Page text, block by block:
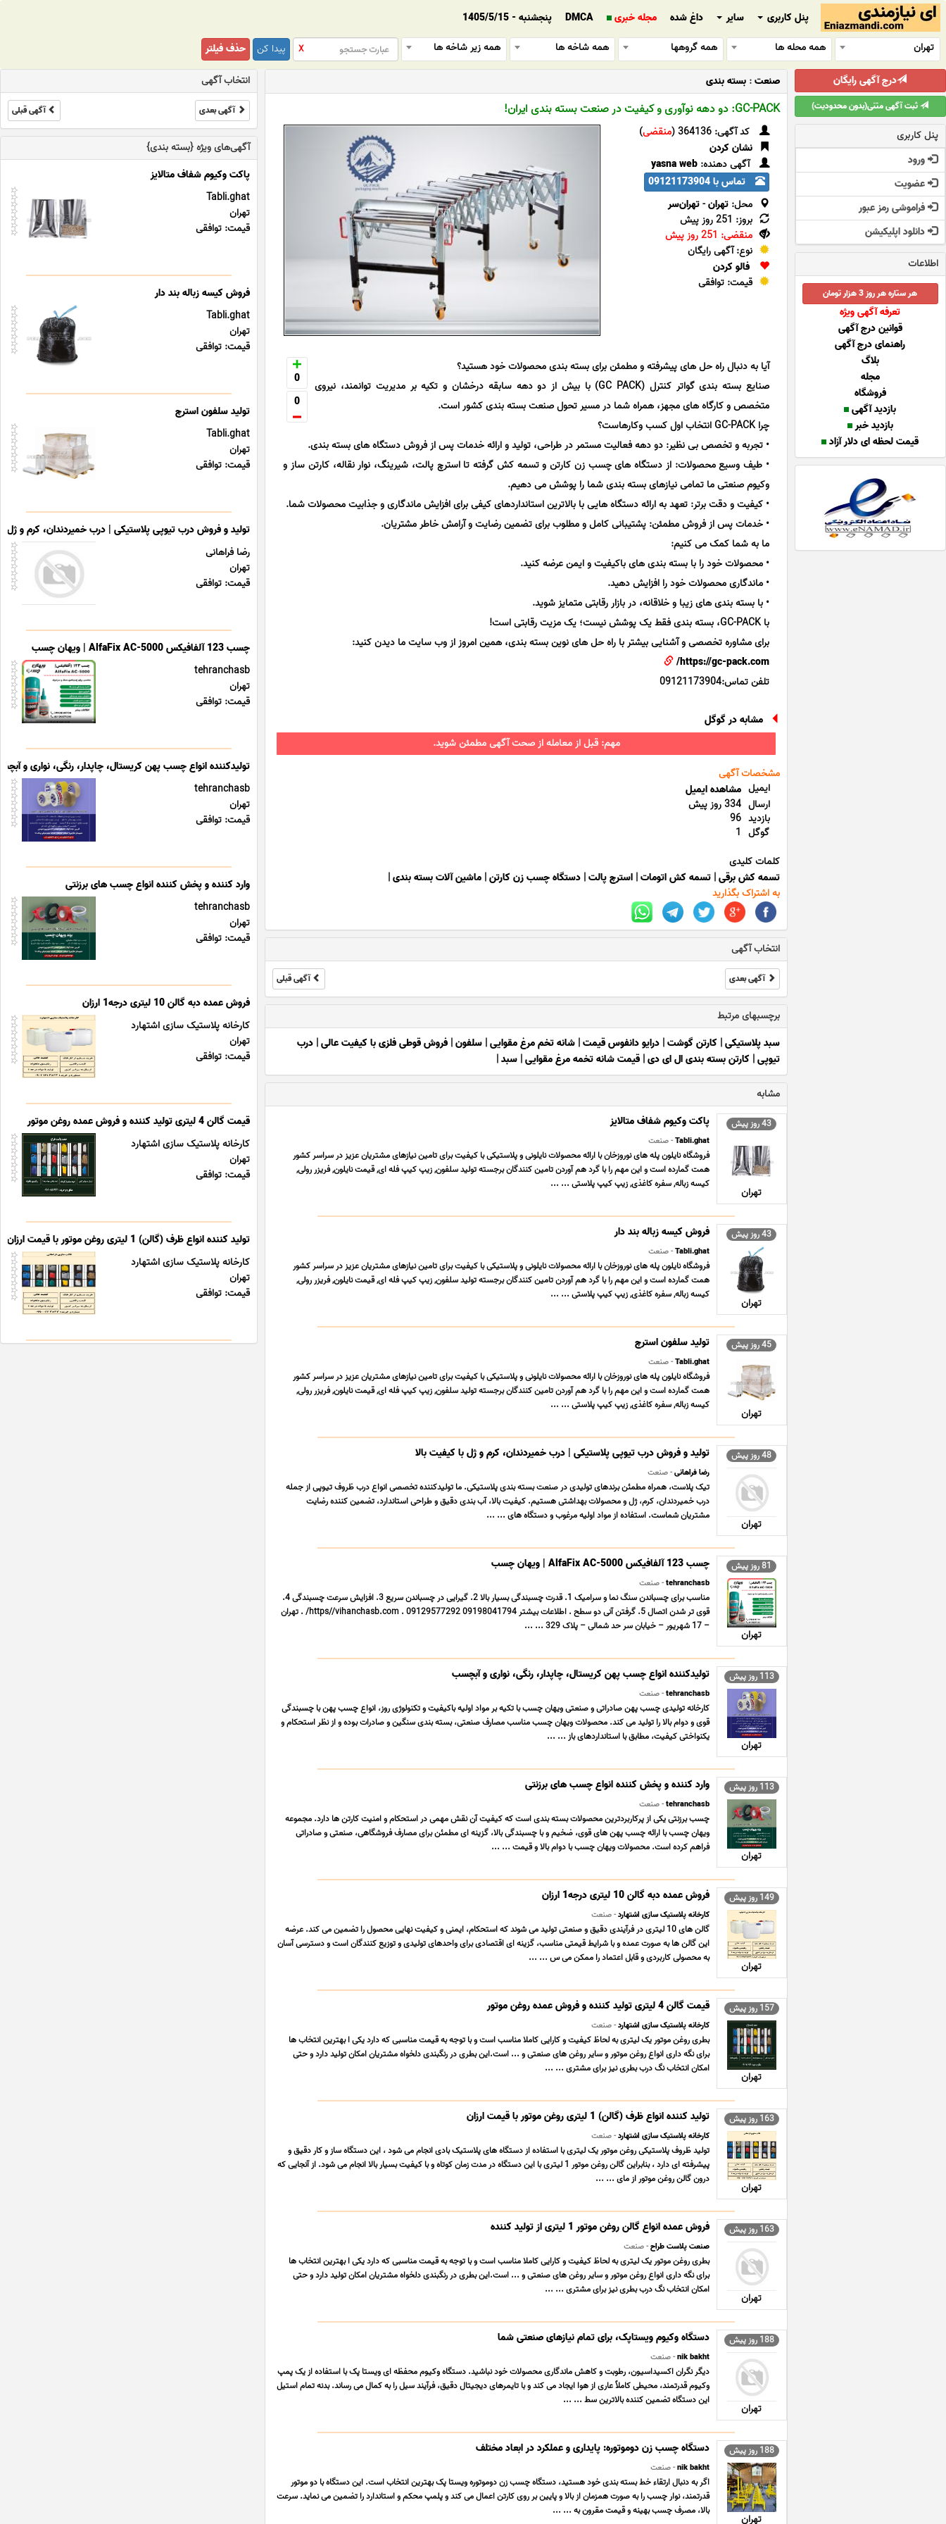
پنل کاربری سایر داغ شده مجله خبری DMCA
پنجشنبه - 1405/5/15
تهران
همه محله ها همه گروهها همه شاخه ها همه زیر شاخه ها X پیدا کن
حذف فیلتر
صنعت:بسته بندی
GC-PACK: دو دهه نوآوری و کیفیت در صنعت بسته بندی ایران!
کد آگهی: 364136 ( منقضی)
نشان کردن
آگهی دهنده:yasna web
تماس با 09121173904
محل:تهران-تهران‌سر
بروز: 251 روز پیش
منقضی: 251 روز پیش
نوع: آگهی رایگان
فالو کردن
قیمت: توافقی
0
0
آیا به دنبال راه حل های پیشرفته و مطمئن برای بسته بندی محصولات خود هستید؟
صنایع بسته بندی گواتر کنترل (GC PACK) با بیش از دو دهه سابقه درخشان و تکیه بر مدیریت توانمند، نیروی
متخصص و کارگاه های مجهز، همراه شما در مسیر تحول صنعت بسته بندی کشور است.
چرا GC-PACK انتخاب اول کسب وکارهاست؟
• تجربه و تخصص بی نظیر: دو دهه فعالیت مستمر در طراحی، تولید و ارائه خدمات پس از فروش دستگاه های بسته بندی.
• طیف وسیع محصولات: از دستگاه های چسب زن کارتن و تسمه کش گرفته تا استرچ پالت، شیرینگ، نوار نقاله، کارتن ساز و
وکیوم صنعتی ما تمامی نیازهای بسته بندی شما را پوشش می دهیم.
• کیفیت و دقت برتر: تعهد به ارائه دستگاه هایی با بالاترین استانداردهای کیفی برای افزایش ماندگاری و جذابیت محصولات شما.
• خدمات پس از فروش مطمئن: پشتیبانی کامل و مطلوب برای تضمین رضایت و آرامش خاطر مشتریان.
ما به شما کمک می کنیم:
• محصولات خود را با بسته بندی های باکیفیت و ایمن عرضه کنید.
• ماندگاری محصولات خود را افزایش دهید.
• با بسته بندی های زیبا و خلاقانه، در بازار رقابتی متمایز شوید.
با GC-PACK، بسته بندی فقط یک پوشش نیست؛ یک مزیت رقابتی است!
برای مشاوره تخصصی و آشنایی بیشتر با راه حل های نوین بسته بندی، همین امروز از وب سایت ما دیدن کنید:
https://gc-pack.com/
تلفن تماس:09121173904
مشابه در گوگل
مهم: قبل از معامله از صحت آگهی مطمئن شوید.
مشخصات آگهی
ایمیل مشاهده ایمیل
ارسال 334 روز پیش
بازدید 96
گوگل 1
کلمات کلیدی
تسمه کش برقی|تسمه کش اتومات|استرچ پالت|دستگاه چسب زن کارتن|ماشین آلات بسته بندی|
به اشتراک بگذارید
انتخاب آگهی
آگهی بعدی آگهی قبلی
برچسبهای مرتبط
سبد پلاستیکی| کارتن گوشت|درایو دانفوس قیمت|شانه تخم مرغ مقوایی|سلفون|فروش قوطی فلزی با کیفیت عالی|درب
تیوپی| کارتن بسته بندی ال ای دی|قیمت شانه تخمه مرغ مقوایی|سبد|
مشابه
43 روز پیش
تهران
پاکت وکیوم شفاف متالایز
Tabli.ghat- صنعت
فروشگاه نایلون پله های نوروزخان با ارائه محصولات نایلونی و پلاستیکی با کیفیت برای تامین نیازهای مشتریان عزیز در سراسر کشور
همت گمارده است و این مهم را با گرد هم آوردن تامین کنندگان برجسته تولید سلفون, زیپ کیپ فله ای, قیمت نایلون, فریزر رولی,
کیسه زباله, سفره کاغذی, زیپ کیپ پلاستی ... ...
43 روز پیش
تهران
فروش کیسه زباله بند دار
Tabli.ghat- صنعت
فروشگاه نایلون پله های نوروزخان با ارائه محصولات نایلونی و پلاستیکی با کیفیت برای تامین نیازهای مشتریان عزیز در سراسر کشور
همت گمارده است و این مهم را با گرد هم آوردن تامین کنندگان برجسته تولید سلفون, زیپ کیپ فله ای, قیمت نایلون, فریزر رولی,
کیسه زباله, سفره کاغذی, زیپ کیپ پلاستی ... ...
45 روز پیش
تهران
تولید سلفون استرچ
Tabli.ghat- صنعت
فروشگاه نایلون پله های نوروزخان با ارائه محصولات نایلونی و پلاستیکی با کیفیت برای تامین نیازهای مشتریان عزیز در سراسر کشور
همت گمارده است و این مهم را با گرد هم آوردن تامین کنندگان برجسته تولید سلفون, زیپ کیپ فله ای, قیمت نایلون, فریزر رولی,
کیسه زباله, سفره کاغذی, زیپ کیپ پلاستی ... ...
48 روز پیش
تهران
تولید و فروش درب تیوپی پلاستیکی | درب خمیردندان، کرم و ژل با کیفیت بالا
رضا فراهانی- صنعت
تیک پلاست، همراه مطمئن برندهای تولیدی در صنعت بسته بندی پلاستیکی. ما تولیدکننده تخصصی انواع درب ظروف تیوپی از جمله
درب خمیردندان، کرم، ژل و محصولات بهداشتی هستیم. کیفیت بالا، آب بندی دقیق و طراحی استاندارد، تضمین کننده رضایت
مشتریان شماست. استفاده از مواد اولیه مرغوب و دستگاه های ... ...
81 روز پیش
تهران
چسب 123 آلفافیکس AlfaFix AC-5000 | ویهان چسب
tehranchasb- صنعت
مناسب برای چسباندن سنگ نما و سرامیک 1. قدرت چسبندگی بسیار بالا 2. گیرایی در چسباندن سریع 3. افزایش سرعت چسبندگی 4.
قوی تر شدن اتصال 5. گرفتن آنی دو سطح . اطلاعات بیشتر 09198041794 09129577292 . https//vihanchasb.com/ . تهران
– 17 شهریور – خیابان سر حد شمالی – پلاک 329 ... ...
113 روز پیش
تهران
تولیدکننده انواع چسب پهن کریستال، چاپدار، رنگی، نواری و آبچسب
tehranchasb- صنعت
کارخانه تولیدی چسب پهن صادراتی و صنعتی ویهان چسب با تکیه بر مواد اولیه باکیفیت و تکنولوژی روز، انواع چسب پهن با چسبندگی
قوی و دوام بالا را تولید می کند. محصولات ویهان چسب مناسب مصارف صنعتی، بسته بندی سنگین و صادرات بوده و از نظر استحکام و
یکنواختی کیفیت، مطابق با استانداردهای باز ... ...
113 روز پیش
تهران
وارد کننده و پخش کننده انواع چسب های برزنتی
tehranchasb- صنعت
چسب برزنتی یکی از پرکاربردترین محصولات بسته بندی است که کیفیت آن نقش مهمی در استحکام و امنیت کارتن ها دارد. مجموعه
ویهان چسب با ارائه چسب پهن های قوی، ضخیم و با چسبندگی بالا، گزینه ای مطمئن برای مصارف فروشگاهی، صنعتی و صادراتی
فراهم کرده است. محصولات ویهان چسب با دوام بالا و قیمت ... ...
149 روز پیش
تهران
فروش عمده دبه گالن 10 لیتری درجه1 ارزان
کارخانه پلاستیک سازی اشتهارد- صنعت
گالن های 10 لیتری در فرآیندی دقیق و صنعتی تولید می شوند که استحکام، ایمنی و کیفیت نهایی محصول را تضمین می کند. عرضه
این گالن ها به صورت عمده و با شرایط قیمتی مناسب، گزینه ای اقتصادی برای واحدهای تولیدی و توزیع کنندگان است و دسترسی آسان
به محصولی کاربردی و قابل اعتماد را ممکن می س ... ...
157 روز پیش
تهران
قیمت گالن 4 لیتری تولید کننده و فروش عمده روغن موتور
کارخانه پلاستیک سازی اشتهارد- صنعت
بطری روغن موتور یک لیتری به لحاظ کیفیت و کارایی کاملا مناسب است و با توجه به قیمت مناسبی که دارد یکی ا بهترین انتخاب ها
برای نگه داری انواع روغن موتور و سایر روغن های صنعتی و ... است.این بطری در رنگبندی دلخواه مشتریان امکان تولید دارد و حتی
امکان انتخاب نگ درب بطری نیز برای مشتری ... ...
163 روز پیش
تهران
تولید کننده انواع ظرف (گالن) 1 لیتری روغن موتور با قیمت ارزان
کارخانه پلاستیک سازی اشتهارد- صنعت
تولید ظروف پلاستیکی روغن موتور یک لیتری با استفاده از دستگاه های پلاستیک بادی انجام می شود ، این دستگاه ساز و کار دقیق و
پیشرفته ای دارد ، بنابراین گالن روغن موتور 1 لیتری با این دستگاه در مدت زمان کوتاه و با کیفیت بسیار بالا انجام می شود. از آنجایی که
درون گالن روغن موتور از مای ... ...
163 روز پیش
تهران
فروش عمده انواع گالن روغن موتور 1 لیتری از تولید کننده
صنعت پلاست طراح- صنعت
بطری روغن موتور یک لیتری به لحاظ کیفیت و کارایی کاملا مناسب است و با توجه به قیمت مناسبی که دارد یکی ا بهترین انتخاب ها
برای نگه داری انواع روغن موتور و سایر روغن های صنعتی و ... است.این بطری در رنگبندی دلخواه مشتریان امکان تولید دارد و حتی
امکان انتخاب نگ درب بطری نیز برای مشتری ... ...
188 روز پیش
تهران
دستگاه وکیوم ویستاپک، برای تمام نیازهای صنعتی شما
nik bakht- صنعت
دیگر نگران اکسیداسیون، رطوبت و کاهش ماندگاری محصولات خود نباشید. دستگاه وکیوم محفظه ای ویستا پک با استفاده از یک پمپ
وکیوم قدرتمند، محیطی کاملاً عاری از هوا ایجاد می کند و با تایمرهای دیجیتال دقیق، فرآیند سیل را به کمال می رساند. بدنه تمام استیل
این دستگاه تضمین کننده بالاترین سط ... ...
188 روز پیش
تهران
دستگاه چسب زن دوموتوره: پایداری و عملکرد در ابعاد مختلف
nik bakht- صنعت
اگر به دنبال ارتقاء خط بسته بندی خود هستید، دستگاه چسب زن دوموتوره ویستا پک بهترین انتخاب است. این دستگاه با دو موتور
قدرتمند، نوار چسب را به صورت همزمان از بالا و پایین بر روی کارتن اعمال می کند و پلمپ محکم و استاندارد را تضمین می نماید. سرعت
بالا، مصرف چسب بهینه و قیمت مقرون به ... ...
انتخاب آگهی
آگهی بعدی آگهی قبلی
آگهی‌های ویژه {بسته بندی}
پاکت وکیوم شفاف متالایز
Tabli.ghat
تهران
قیمت: توافقی
فروش کیسه زباله بند دار
Tabli.ghat
تهران
قیمت: توافقی
تولید سلفون استرچ
Tabli.ghat
تهران
قیمت: توافقی
تولید و فروش درب تیوپی پلاستیکی | درب خمیردندان، کرم و ژل
رضا فراهانی
تهران
قیمت: توافقی
چسب 123 آلفافیکس AlfaFix AC-5000 | ویهان چسب
tehranchasb
تهران
قیمت: توافقی
تولیدکننده انواع چسب پهن کریستال، چاپدار، رنگی، نواری و
tehranchasb
تهران
قیمت: توافقی
وارد کننده و پخش کننده انواع چسب های برزنتی
tehranchasb
تهران
قیمت: توافقی
فروش عمده دبه گالن 10 لیتری درجه1 ارزان
کارخانه پلاستیک سازی اشتهارد
تهران
قیمت: توافقی
قیمت گالن 4 لیتری تولید کننده و فروش عمده روغن موتور
کارخانه پلاستیک سازی اشتهارد
تهران
قیمت: توافقی
تولید کننده انواع ظرف (گالن) 1 لیتری روغن موتور با قیمت ارزان
کارخانه پلاستیک سازی اشتهارد
تهران
قیمت: توافقی
درج آگهی رایگان
ثبت آگهی متنی(بدون محدودیت)
پنل کاربری
ورود
عضویت
فراموشی رمز عبور
دانلود اپلیکیشن
اطلاعات
هر ستاره هر روز 3 هزار تومان
تعرفه آگهی ویژه
قوانین درج آگهی
راهنمای درج آگهی
بلاگ
مجله
فروشگاه
بازدید آگهی
بازدید خبر
قیمت لحظه ای دلار آزاد